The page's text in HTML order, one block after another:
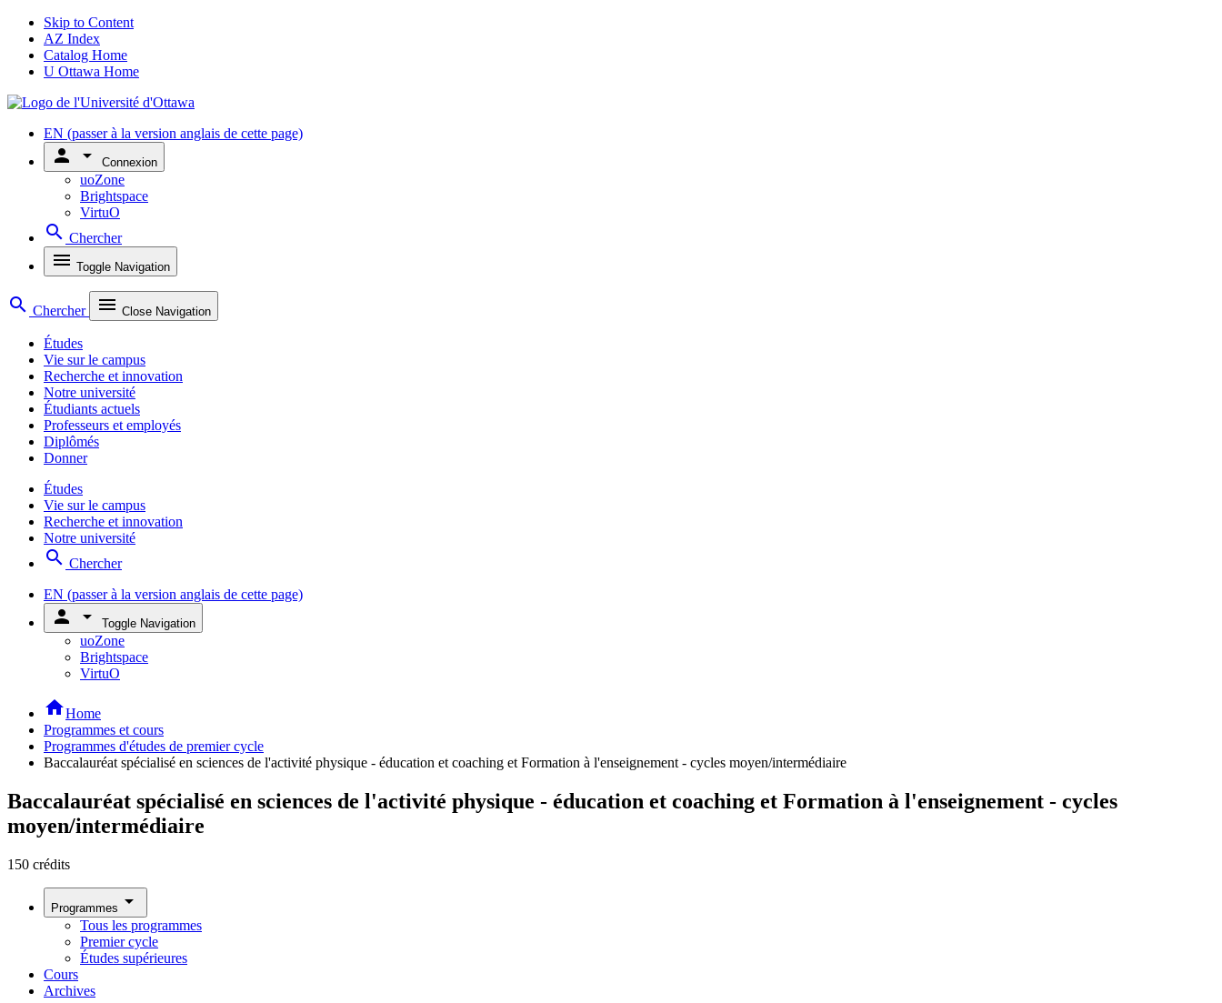
Skip to Content
AZ Index
Catalog Home
U Ottawa Home
EN (passer à la version anglais de cette page)
person arrow_drop_down Connexion
uoZone
Brightspace
VirtuO
search Chercher
menu Toggle Navigation
search Chercher menu Close Navigation
Études
Vie sur le campus
Recherche et innovation
Notre université
Étudiants actuels
Professeurs et employés
Diplômés
Donner
Études
Vie sur le campus
Recherche et innovation
Notre université
search Chercher
EN (passer à la version anglais de cette page)
person arrow_drop_down Toggle Navigation
uoZone
Brightspace
VirtuO
homeHome
Programmes et cours
Programmes d'études de premier cycle
Baccalauréat spécialisé en sciences de l'activité physique - éducation et coaching et Formation à l'enseignement - cycles moyen/intermédiaire
Baccalauréat spécialisé en sciences de l'activité physique - éducation et coaching et Formation à l'enseignement - cycles
moyen/intermédiaire
150 crédits
Programmes arrow_drop_down
Tous les programmes
Premier cycle
Études supérieures
Cours
Archives